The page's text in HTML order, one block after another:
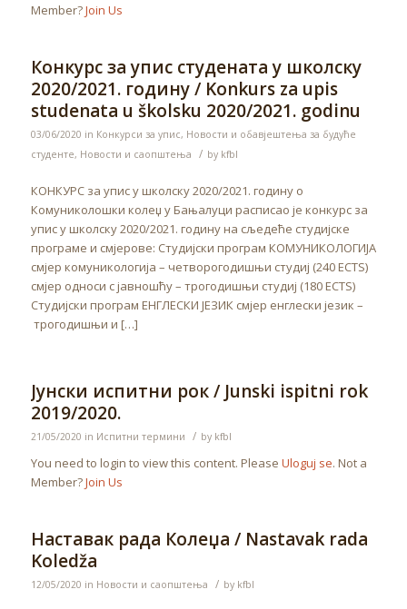
Member?Join Us
Конкурс за упис студената у школску
2020/2021. годину / Konkurs za upis
studenata u školsku 2020/2021. godinu
03/06/2020 in Конкурси за упис, Новости и обавјештења за будуће
студенте, Новости и саопштења / by kfbl
КОНКУРС за упис у школску 2020/2021. годину o
Комуниколошки колеџ у Бањалуци расписао је конкурс за
упис у школску 2020/2021. годину на сљедеће студијске
програме и смјерове: Студијски програм КОМУНИКОЛОГИЈА
смјер комуникологија – четворогодишњи студиј (240 ECTS)
смјер односи с јавношћу – трогодишњи студиј (180 ECTS)
Студијски програм ЕНГЛЕСКИ ЈЕЗИК смјер енглески језик –
трогодишњи и […]
Јунски испитни рок / Junski ispitni rok
2019/2020.
21/05/2020 in Испитни термини / by kfbl
You need to login to view this content. Please Uloguj se. Not a
Member?Join Us
Наставак рада Колеџа / Nastavak rada
Koledža
12/05/2020 in Новости и саопштења / by kfbl